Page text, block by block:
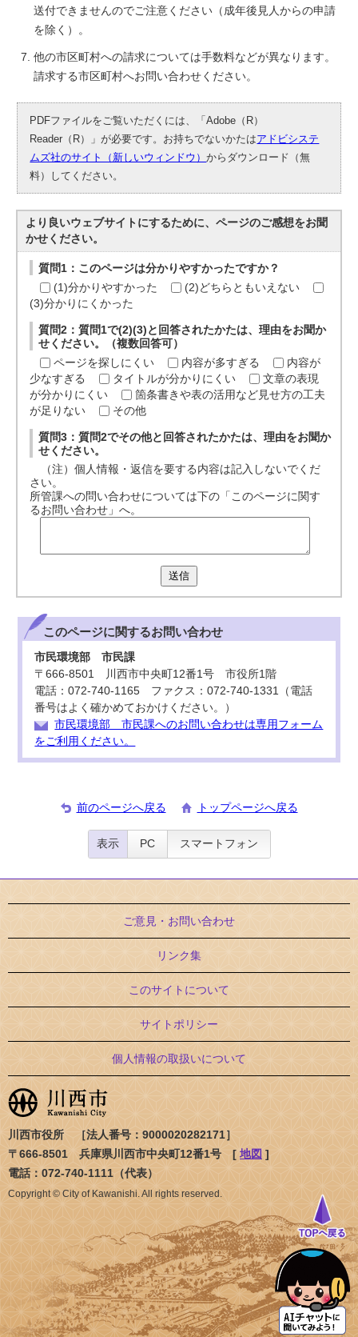
送付できませんのでご注意ください（成年後見人からの申請
を除く）。
他の市区町村への請求については手数料などが異なります。
請求する市区町村へお問い合わせください。
PDFファイルをご覧いただくには、「Adobe（R）
Reader（R）」が必要です。お持ちでないかたはアドビシステ
ムズ社のサイト（新しいウィンドウ）からダウンロード（無
料）してください。
より良いウェブサイトにするために、ページのご感想をお聞
かせください。
質問1：このページは分かりやすかったですか？
(1)分かりやすかった
(2)どちらともいえない
(3)分かりにくかった
質問2：質問1で(2)(3)と回答されたかたは、理由をお聞か
せください。（複数回答可）
ページを探しにくい
内容が多すぎる
内容が
少なすぎる
タイトルが分かりにくい
文章の表現
が分かりにくい
箇条書きや表の活用など見せ方の工夫
が足りない
その他
質問3：質問2でその他と回答されたかたは、理由をお聞か
せください。
（注）個人情報・返信を要する内容は記入しないでくだ
さい。
所管課への問い合わせについては下の「このページに関す
るお問い合わせ」へ。
送信
このページに関するお問い合わせ
市民環境部 市民課
〒666-8501 川西市中央町12番1号 市役所1階
電話：072-740-1165 ファクス：072-740-1331（電話
番号はよく確かめておかけください。）
市民環境部 市民課へのお問い合わせは専用フォーム
をご利用ください。
前のページへ戻る トップページへ戻る
表示 PC スマートフォン
ご意見・お問い合わせ
リンク集
このサイトについて
サイトポリシー
個人情報の取扱いについて
川西市役所 ［法人番号：9000020282171］
〒666-8501 兵庫県川西市中央町12番1号 [ 地図 ]
電話：072-740-1111（代表）
Copyright © City of Kawanishi. All rights reserved.